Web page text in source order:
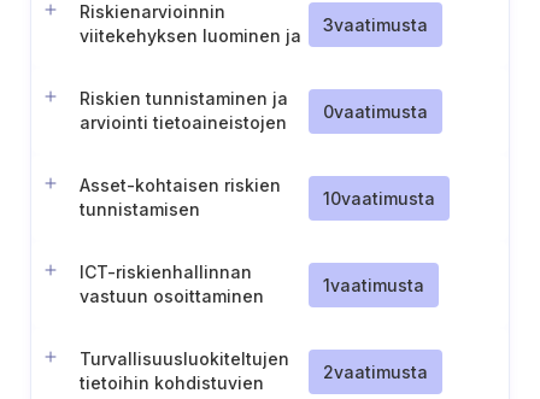
Riskienarvioinnin
viitekehyksen luominen ja
3vaatimusta
Riskien tunnistaminen ja
arviointi tietoaineistojen
0vaatimusta
Asset-kohtaisen riskien
tunnistamisen
10vaatimusta
ICT-riskienhallinnan
vastuun osoittaminen
1vaatimusta
Turvallisuusluokiteltujen
tietoihin kohdistuvien
2vaatimusta